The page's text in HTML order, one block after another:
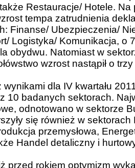
Restauracje/ Hotele. Na
tempa zatrudnienia
Finanse/ Ubezpieczenia/
Logistyka/ Komunikacja, o
obydwu. Natomiast w
wzrost nastąpił o
dla IV kwartału
10 badanych sektorach.
odnotowano w sektorze
się również w sektorach
przemysłowa,
Handel detaliczny i
przed rokiem optymizm